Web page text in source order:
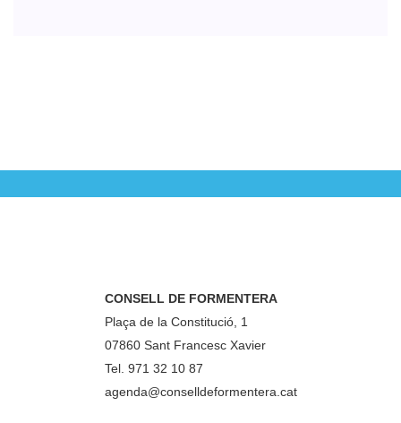
CONSELL DE FORMENTERA
Plaça de la Constitució, 1
07860 Sant Francesc Xavier
Tel. 971 32 10 87
agenda@conselldeformentera.cat